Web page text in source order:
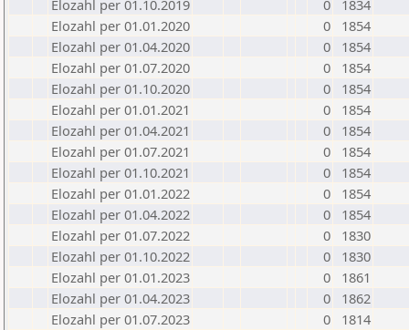
Elozahl per 01.10.2019
0
1834
Elozahl per 01.01.2020
0
1854
Elozahl per 01.04.2020
0
1854
Elozahl per 01.07.2020
0
1854
Elozahl per 01.10.2020
0
1854
Elozahl per 01.01.2021
0
1854
Elozahl per 01.04.2021
0
1854
Elozahl per 01.07.2021
0
1854
Elozahl per 01.10.2021
0
1854
Elozahl per 01.01.2022
0
1854
Elozahl per 01.04.2022
0
1854
Elozahl per 01.07.2022
0
1830
Elozahl per 01.10.2022
0
1830
Elozahl per 01.01.2023
0
1861
Elozahl per 01.04.2023
0
1862
Elozahl per 01.07.2023
0
1814